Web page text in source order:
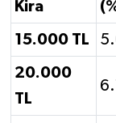
Kira
15.000 TL
20.000
TL